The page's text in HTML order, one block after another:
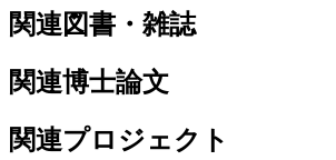
関連図書・雑誌
関連博士論文
関連プロジェクト